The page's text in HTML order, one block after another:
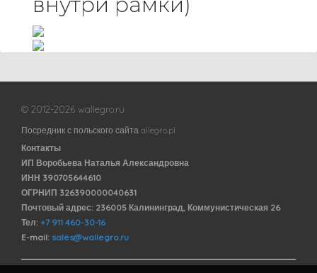
© 2012-2026 wallegro.ru
Посредник с польского сайта allegro.pl
Контакты
ИП Воробьева Наталья Александровна
ИНН 390705644610
ОГРНИП 326390000040631
Почтовый адрес: 236005 Калининград, Коммунистическая 26
Тел: +7 911 460-30-16
E-mail: sales@wallegro.ru